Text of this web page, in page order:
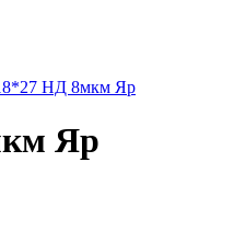
НД 8мкм Яр
Яр